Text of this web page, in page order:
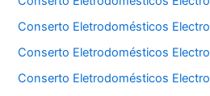
Conserto Eletrodomésticos
Conserto Eletrodomésticos
Conserto Eletrodomésticos